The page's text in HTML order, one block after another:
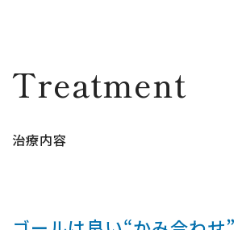
Treatment
治療内容